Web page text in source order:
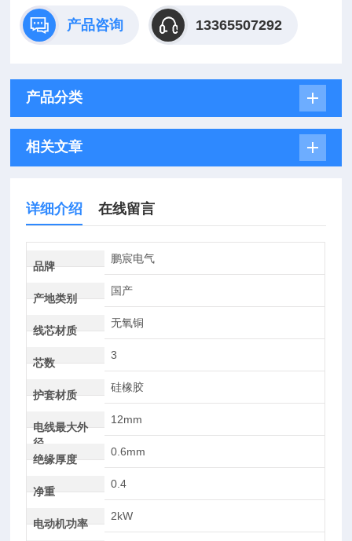
产品咨询 13365507292
产品分类
相关文章
详细介绍 在线留言
品牌
鹏宸电气
产地类别
国产
线芯材质
无氧铜
芯数
3
护套材质
硅橡胶
电线最大外
径
12mm
绝缘厚度
0.6mm
净重
0.4
电动机功率
2kW